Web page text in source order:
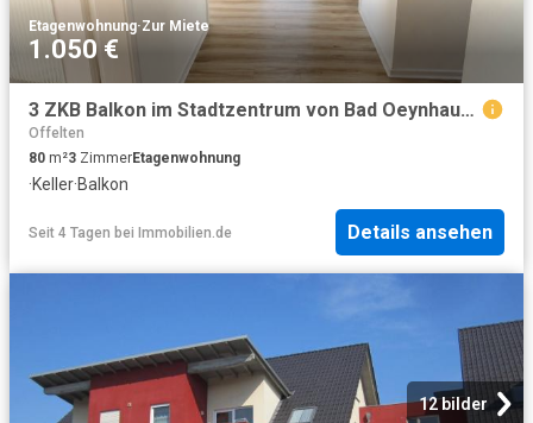
Etagenwohnung·Zur Miete
1.050 €
3 ZKB Balkon im Stadtzentrum von Bad Oeynhausen
Offelten
80 m²3 ZimmerEtagenwohnung
·Keller·Balkon
Seit 4 Tagen bei Immobilien.de Details ansehen
12 bilder